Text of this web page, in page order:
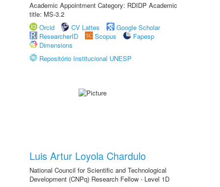
Academic Appointment Category: RDIDP Academic
title: MS-3.2
Orcid
CV Lattes
Google Scholar
ResearcherID
Scopus
Fapesp
Dimensions
Repositório Institucional UNESP
Luis Artur Loyola Chardulo
National Council for Scientific and Technological
Development (CNPq) Research Fellow - Level 1D